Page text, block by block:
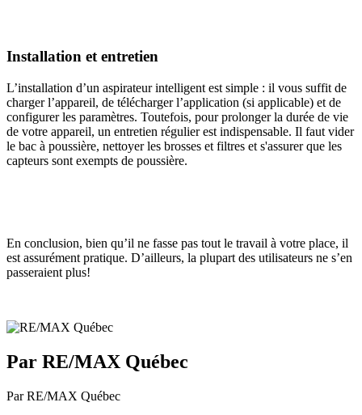
Installation et entretien
L’installation d’un aspirateur intelligent est simple : il vous suffit de
charger l’appareil, de télécharger l’application (si applicable) et de
configurer les paramètres. Toutefois, pour prolonger la durée de vie
de votre appareil, un entretien régulier est indispensable. Il faut vider
le bac à poussière, nettoyer les brosses et filtres et s'assurer que les
capteurs sont exempts de poussière.
En conclusion, bien qu’il ne fasse pas tout le travail à votre place, il
est assurément pratique. D’ailleurs, la plupart des utilisateurs ne s’en
passeraient plus!
Par RE/MAX Québec
Par RE/MAX Québec